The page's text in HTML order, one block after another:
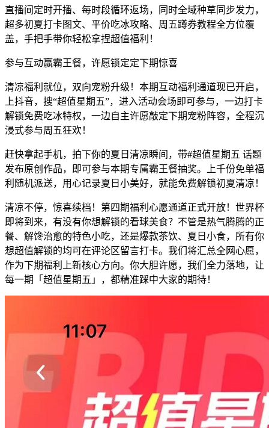
直播间定时开播、每时段循环返场，同时全域种草同步发力，
超多初夏打卡图文、平价吃冰攻略、周五蹲券教程全方位覆
盖，手把手带你轻松拿捏超值福利！
参与互动赢霸王餐，许愿锁定定下期惊喜
清凉福利就位，双向宠粉升级！本期互动福利通道现已开启，
上抖音，搜“超值星期五”，进入活动会场即可参与，一边打卡
解锁免费吃冰特权，一边自主许愿敲定下期宠粉阵容，全程沉
浸式参与周五狂欢！
赶快拿起手机，拍下你的夏日清凉瞬间，带#超值星期五 话题
发布原创作品，即可参与本期专属霸王餐抽奖。上千份免单福
利随机派送，用心记录夏日小美好，就能免费解锁初夏清凉！
清凉不停，惊喜续档！第四期福利心愿通道正式开放！世界杯
即将到来，有没有你想解锁的看球美食？不管是热气腾腾的正
餐、解馋治愈的特色小吃，还是爆款茶饮、夏日小食，所有你
想超值解锁的均可在评论区留言打卡。我们将汇总全网心愿，
作为下期福利上新核心方向。你大胆许愿，我们全力落地，让
每一期「超值星期五」，都精准踩中大家的期待！